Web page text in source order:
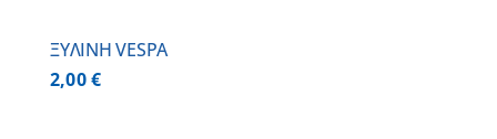
ΞΥΛΙΝΗ VESPA
2,00€